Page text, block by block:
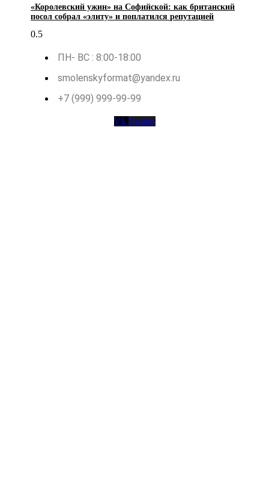
«Королевский ужин» на Софийской: как британский
посол собрал «элиту» и поплатился репутацией
ПН- ВС : 8:00-18:00
smolenskyformat@yandex.ru
+7 (999) 999-99-99
Vk Twitter